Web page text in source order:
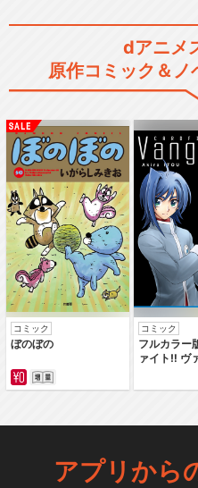
dアニメ
原作コミック＆ノ
コミック
ぼのぼの
コミック
フルカラー
ァイト‼ ヴ
アプリから